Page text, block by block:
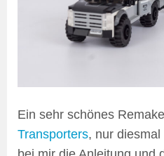
Ein sehr schönes
Transporters, nur